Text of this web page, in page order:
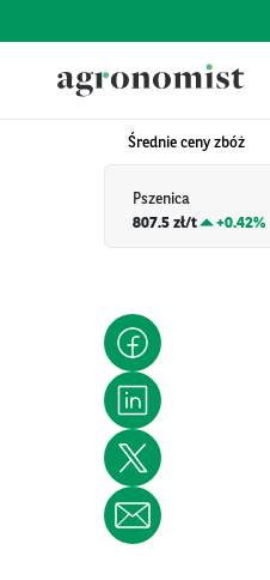
Średnie ceny zbóż
Pszenica
807.5 zł/t
+0.42%